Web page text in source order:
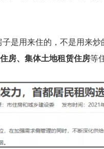
是用来住的，不是用来
房、集体土地租赁住房等